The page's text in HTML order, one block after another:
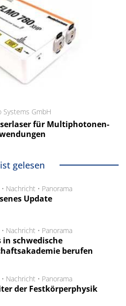
Systems GmbH
für Multiphotonen-
gelesen
Nachricht • Panorama
Update
Nachricht • Panorama
in schwedische
berufen
Nachricht • Panorama
der Festkörperphysik